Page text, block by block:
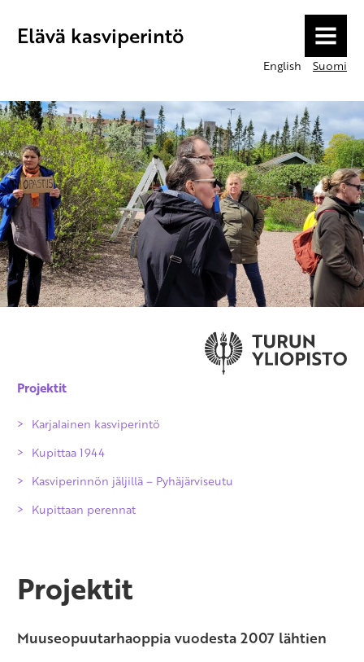
Elävä kasviperintö MENU
English Suomi
Projektit
Karjalainen kasviperintö
Kupittaa 1944
Kasviperinnön jäljillä – Pyhäjärviseutu
Kupittaan perennat
Kevätesikko
Kultapallo
Projektit
Muuseopuutarhaoppia vuodesta 2007 lähtien